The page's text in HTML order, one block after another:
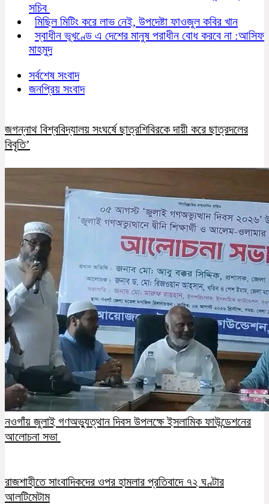
সচিব
মিছিল মিটিং করে লাভ নেই, উপদেষ্টা ফাওজুল কবির খান
স্বাধীন ভূখণ্ডে এ দেশের মানুষ পরাধীন বোধ করবে না :আসিফ
মাহমুদ
সর্বশেষ সংবাদ
জনপ্রিয় সংবাদ
জগন্নাথ বিশ্ববিদ্যালয় সংঘর্ষে ছাত্রশিবিরকে দায়ী করে ছাত্রদলের
বিবৃতি’
নওগাঁয় জুলাই গণঅভ্যুত্থান দিবস উপলক্ষে ইসলামিক ফাউন্ডেশনের
আলোচনা সভা
রাজশাহীতে সাংবাদিকদের ওপর হামলার প্রতিবাদে ৭২ ঘণ্টার
আলটিমেটাম